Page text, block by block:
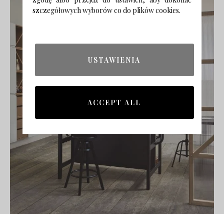
szczegółowych wyborów co do plików cookies.
USTAWIENIA
ACCEPT ALL